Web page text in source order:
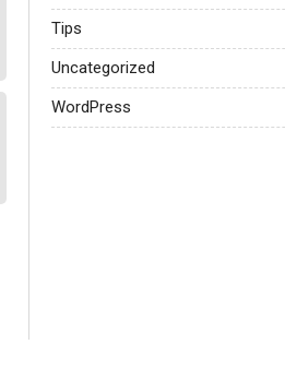
Tips
Uncategorized
WordPress